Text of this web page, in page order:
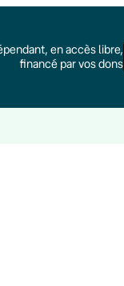
en accès libre,
financé par vos dons